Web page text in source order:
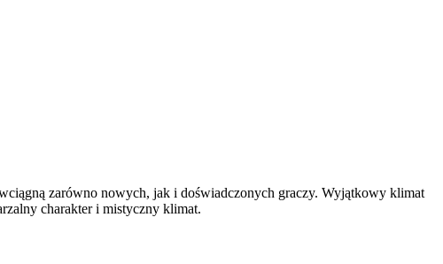
zarówno nowych, jak i doświadczonych graczy. Wyjątkowy klimat
charakter i mistyczny klimat.